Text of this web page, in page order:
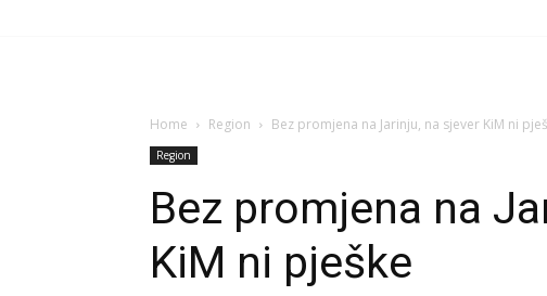
Home Region Bez promjena na Jarinju, na sjever KiM ni
Region
Bez promjena na
KiM ni pješke